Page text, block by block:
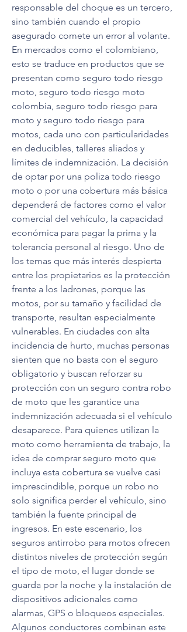
responsable del choque es un tercero,
sino también cuando el propio
asegurado comete un error al volante.
En mercados como el colombiano,
esto se traduce en productos que se
presentan como seguro todo riesgo
moto, seguro todo riesgo moto
colombia, seguro todo riesgo para
moto y seguro todo riesgo para
motos, cada uno con particularidades
en deducibles, talleres aliados y
límites de indemnización. La decisión
de optar por una poliza todo riesgo
moto o por una cobertura más básica
dependerá de factores como el valor
comercial del vehículo, la capacidad
económica para pagar la prima y la
tolerancia personal al riesgo. Uno de
los temas que más interés despierta
entre los propietarios es la protección
frente a los ladrones, porque las
motos, por su tamaño y facilidad de
transporte, resultan especialmente
vulnerables. En ciudades con alta
incidencia de hurto, muchas personas
sienten que no basta con el seguro
obligatorio y buscan reforzar su
protección con un seguro contra robo
de moto que les garantice una
indemnización adecuada si el vehículo
desaparece. Para quienes utilizan la
moto como herramienta de trabajo, la
idea de comprar seguro moto que
incluya esta cobertura se vuelve casi
imprescindible, porque un robo no
solo significa perder el vehículo, sino
también la fuente principal de
ingresos. En este escenario, los
seguros antirrobo para motos ofrecen
distintos niveles de protección según
el tipo de moto, el lugar donde se
guarda por la noche y la instalación de
dispositivos adicionales como
alarmas, GPS o bloqueos especiales.
Algunos conductores combinan este